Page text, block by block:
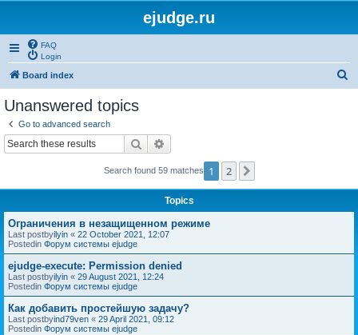
ejudge.ru
FAQ
Login
Board index
Unanswered topics
Go to advanced search
Search
Search found 59 matches 1 2
Topics
Ограничения в незащищенном режиме
Last postbyilyin « 22 October 2021, 12:07
Postedin Форум системы ejudge
ejudge-execute: Permission denied
Last postbyilyin « 29 August 2021, 12:24
Postedin Форум системы ejudge
Как добавить простейшую задачу?
Last postbyind79ven « 29 April 2021, 09:12
Postedin Форум системы ejudge